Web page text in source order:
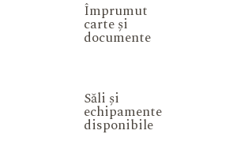
Împrumut
carte și
documente
Săli și
echipamente
disponibile